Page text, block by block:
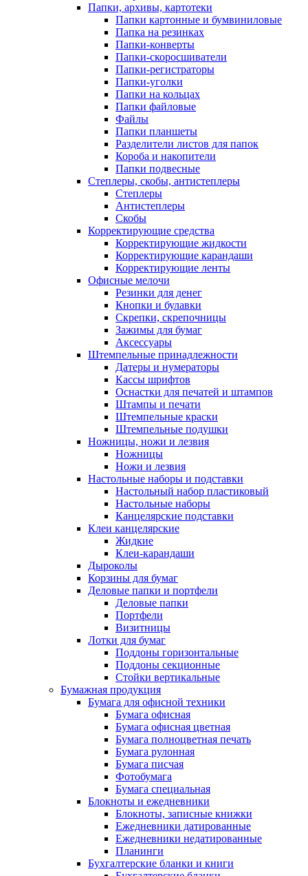
Папки, архивы, картотеки
Папки картонные и бумвиниловые
Папка на резинках
Папки-конверты
Папки-скоросшиватели
Папки-регистраторы
Папки-уголки
Папки на кольцах
Папки файловые
Файлы
Папки планшеты
Разделители листов для папок
Короба и накопители
Папки подвесные
Степлеры, скобы, антистеплеры
Степлеры
Антистеплеры
Скобы
Корректирующие средства
Корректирующие жидкости
Корректирующие карандаши
Корректирующие ленты
Офисные мелочи
Резинки для денег
Кнопки и булавки
Скрепки, скрепочницы
Зажимы для бумаг
Аксессуары
Штемпельные принадлежности
Датеры и нумераторы
Кассы шрифтов
Оснастки для печатей и штампов
Штампы и печати
Штемпельные краски
Штемпельные подушки
Ножницы, ножи и лезвия
Ножницы
Ножи и лезвия
Настольные наборы и подставки
Настольный набор пластиковый
Настольные наборы
Канцелярские подставки
Клеи канцелярские
Жидкие
Клеи-карандаши
Дыроколы
Корзины для бумаг
Деловые папки и портфели
Деловые папки
Портфели
Визитницы
Лотки для бумаг
Поддоны горизонтальные
Поддоны секционные
Стойки вертикальные
Бумажная продукция
Бумага для офисной техники
Бумага офисная
Бумага офисная цветная
Бумага полноцветная печать
Бумага рулонная
Бумага писчая
Фотобумага
Бумага специальная
Блокноты и ежедневники
Блокноты, записные книжки
Ежедневники датированные
Ежедневники недатированные
Планинги
Бухгалтерские бланки и книги